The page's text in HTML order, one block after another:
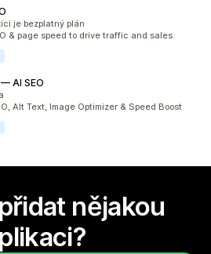
849
je bezplatný plán
& page speed to drive traffic and sales.
AI SEO
2303
Alt Text, Image Optimizer & Speed Boost
nějakou